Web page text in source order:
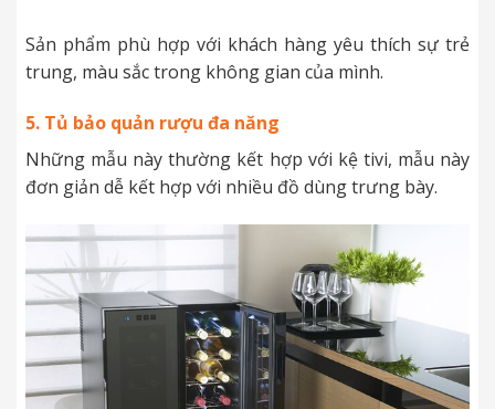
Sản phẩm phù hợp với khách hàng yêu thích sự trẻ
trung, màu sắc trong không gian của mình.
5. Tủ bảo quản rượu đa năng
Những mẫu này thường kết hợp với kệ tivi, mẫu này
đơn giản dễ kết hợp với nhiều đồ dùng trưng bày.